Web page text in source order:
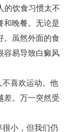
饮食习惯太不
和晚餐。无论是
。虽然外面的食
容易导致白癜风
喜欢运动。他
差。万一突然受
小，但我们仍